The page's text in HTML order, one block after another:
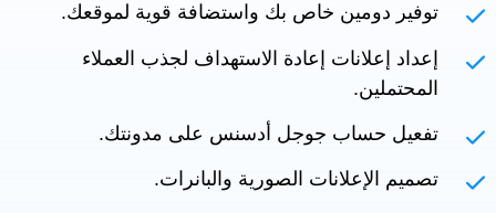
توفير دومين خاص بك واستضافة قوية لموقعك.
إعداد إعلانات إعادة الاستهداف لجذب العملاء
المحتملين.
تفعيل حساب جوجل أدسنس على مدونتك.
تصميم الإعلانات الصورية والبانرات.